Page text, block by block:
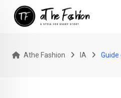
Athe Fashion IA